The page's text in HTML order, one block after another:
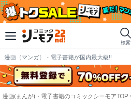
検索
漫画（マンガ）・電子書籍が国内最大級!!
漫画(まんが)・電子書籍のコミックシーモアTOP